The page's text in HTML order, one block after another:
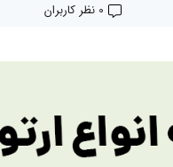
0 نظر کاربران